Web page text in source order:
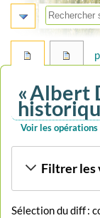
« Albert
Voir les
Filtrer les
Sélection du diff :